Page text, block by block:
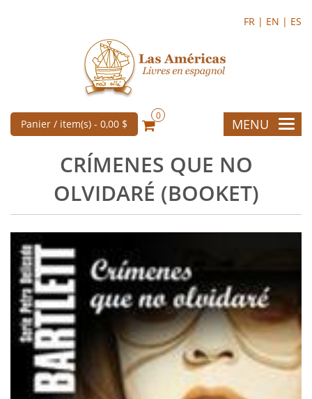
FR | EN | ES
Panier / item(s) - 0,00 $
0
MENU
CRÍMENES QUE NO
OLVIDARÉ (BOOKET)